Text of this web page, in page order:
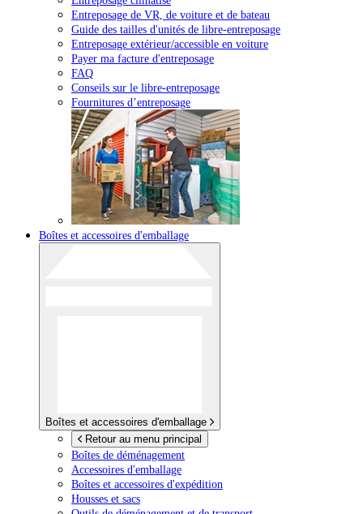
Entreposage de VR, de voiture et de bateau
Guide des tailles d'unités de libre-entreposage
Entreposage extérieur/accessible en voiture
Payer ma facture d'entreposage
FAQ
Conseils sur le libre-entreposage
Fournitures d’entreposage
Boîtes et accessoires d'emballage
Boîtes et accessoires d'emballage
Retour au menu principal
Boîtes de déménagement
Accessoires d'emballage
Boîtes et accessoires d'expédition
Housses et sacs